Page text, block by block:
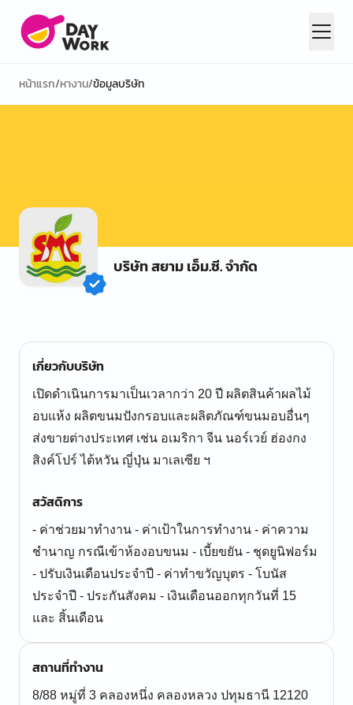
หน้าแรก/หางาน/ข้อมูลบริษัท
บริษัท สยาม เอ็ม.ซี. จำกัด
เกี่ยวกับบริษัท
เปิดดำเนินการมาเป็นเวลากว่า 20 ปี ผลิตสินค้าผลไม้
อบแห้ง ผลิตขนมปังกรอบและผลิตภัณฑ์ขนมอบอื่นๆ
ส่งขายต่างประเทศ เช่น อเมริกา จีน นอร์เวย์ ฮ่องกง
สิงค์โปร์ ไต้หวัน ญี่ปุ่น มาเลเซีย ฯ
สวัสดิการ
- ค่าช่วยมาทำงาน - ค่าเป้าในการทำงาน - ค่าความ
ชำนาญ กรณีเข้าห้องอบขนม - เบี้ยขยัน - ชุดยูนิฟอร์ม
- ปรับเงินเดือนประจำปี - ค่าทำขวัญบุตร - โบนัส
ประจำปี - ประกันสังคม - เงินเดือนออกทุกวันที่ 15
และ สิ้นเดือน
สถานที่ทำงาน
8/88 หมู่ที่ 3 คลองหนึ่ง คลองหลวง ปทุมธานี 12120